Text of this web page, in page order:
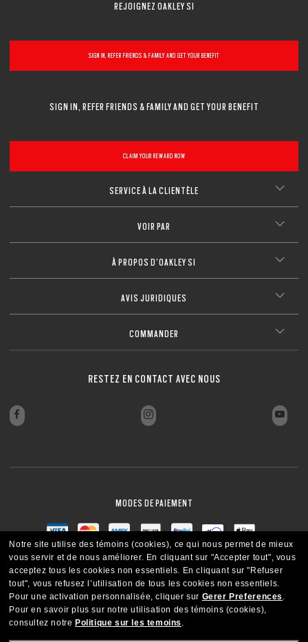
4 Couleurs
Standard Issue Ballistic M Frame® 2.0
Standard Issue Ballistic M Frame® 3.0
SE CONNECTER/S’INSCRIRE
ORDONNANCE
REJOIGNEZ OAKLEY SI
SIGN IN, REFER FRIENDS & FAMILY AND GET YOUR BENEFIT
SIGN IN, REFER FRIENDS & FAMILY AND GET YOUR BENEFIT
CLAIM YOUR REWARD NOW
SERVICE À LA CLIENTÈLE
VOIR PAR
À PROPOS D’OAKLEY SI
AVIS JURIDIQUES
COMMANDER
RESTEZ EN CONTACT AVEC NOUS
MODES DE PAIEMENT
Notre site utilise des témoins (cookies), ce qui nous permet de mieux
vous servir et de nous améliorer. En cliquant sur "Accepter tout", vous
acceptez tous les cookies non essentiels. En cliquant sur "Refuser
tout", vous refusez l’utilisation de tous les cookies non essentiels.
Pour une activation personnalisée, cliquer sur Gerer Preferences .
Pour en savoir plus sur notre utilisation des témoins (cookies),
consultez notre Politique sur les temoins .